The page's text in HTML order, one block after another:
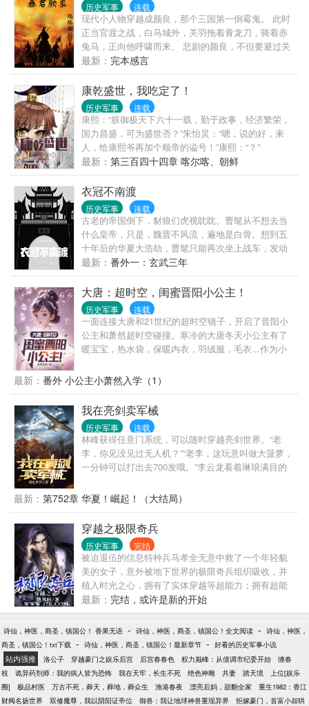
历史军事 连载
现代小人物穿越成颜良，那个三国第一倒霉鬼。 此时
正当官渡之战，白马城外，关羽拖着青龙刀，骑着赤
兔马，正向他呼啸而来。 悲剧的颜良，不但要避过关
二爷那销魂一刀，还要在这群雄争霸的时代，成就一
番暴君之业。 ……………… 曹操：天下人皆骂我残
暴，直到颜良出现，他们才知道我有多么的温柔。 刘
备：我以仁义待你们，你们却为何纷纷投奔残暴的颜
良？我不明白，我真的不明白！ 孙权：夺吾嫂，掠吾
妹，暴徒颜良，我与你势不两立！ 大小乔：大胆颜
良，焉敢对我姐妹如此粗暴～～ 颜良冷笑：暴君明
君，后世自有定论，满口仁义道德的伪君子们，都给
我闭嘴吧。 (本站郑重提醒：本故事纯属虚构，如有雷
同，纯属巧合，切勿模仿。)
最新： 完本感言
康乾盛世，我吃定了！
历史军事 连载
康熙：“朕御极天下六十一载，勤于政事，经济繁荣，
国力昌盛，可为盛世否？”朱怡炅：“嗯，说的好，来
人，给康熙爷再加个顺帝的谥号！”康熙：“？”
最新： 第三百四十四章 喀尔喀、朝鲜
衣冠不南渡
历史军事 连载
古老的帝国倒下，豺狼们虎视眈眈。曹髦从不想去当
什么皇帝，只是，魏晋不风流，遍地是白骨。想到五
十年后的华夏大浩劫，曹髦只能再次坐上战车，发动
最后的冲锋。汉贼不两立！衣冠不南渡！司马氏，门
阀，五胡，所有那些想毁灭我华夏的杂粹们，乃公跟
你们拼了！又名《以唐续汉计划》，《实有魏武之
风》，《陛下是反贼头子》等等。
最新： 番外一：玄武三年
大唐：超时空，闺蜜晋阳小公主！
历史军事 连载
一面连接大唐和21世纪的超时空镜子，开启了晋阳小
公主和萧然超时空碰撞。寒冷的大唐冬天小公主有了
暖宝宝，热水袋，保暖内衣，羽绒服，毛衣...作为小
的。土豆，玉米，红薯，这些不属于大唐的东西出现
在大唐。小公主：小囔君，窝要七又又！小公主：窝
哒，这些都系窝哒！小囔君也系窝哒！李丽质：叫姐
夫！小公主：姐夫也系窝哒！李丽质：你知不知道为
什么叫姐夫？
最新： 番外 小公主小萧然入学（1）
我在亮剑卖军械
历史军事 连载
林峰获得任意门系统，可以随时穿越亮剑世界。“老
李，你见没见过无人机？”“老李，这玩意叫做大菠萝，
一分钟可以打出去700发哦。”李云龙看着琳琅满目的
要！老子用木材跟你换！”“对了，老李，你知不知道有
种东西叫做蘑菇蛋？”一个现代网红佣兵，意外获得任
意门，开启了一段另类的倒卖军火生涯。
最新： 第752章 华夏！崛起！（大结局）
穿越之极限奇兵
历史军事 完结
被迫退伍的信息特种兵马孝全无意中救了一个年轻貌
美的女子，意外被地下世界的极限奇兵组织吸收，并
植入时光之心，拥有了实体穿越等超能力；拥有超能
力后的马孝全接下穿越任务，去拿回几个前任实体穿
越者留下的仪器设备。 什么？要我去汉末？好吧，那
我就是上仙大人~； 什么？要我去明末？好吧，那我
就是我马家的大族长~； 什么？要我去几十年前？好
吧，正好可以看看我的爸妈年轻时的样子，哦对了，
还有我从来没有见过的爷爷奶奶~； 连续三次的穿
越，让马孝全发现了一个惊天的秘密，最终，他决定
回到自己没有得到超能力前探查一番......
最新： 完结，或许是新的开始
诗仙，神医，商圣，镇国公！ 香果无语 - 诗仙，神医，商圣，镇国公！全文阅读 - 诗仙，神医，
商圣，镇国公！txt下载 - 诗仙，神医，商圣，镇国公！最新章节 - 好看的历史军事小说
站内强推 洛公子 穿越豪门之娱乐后宫 后宫春春色 权力巅峰：从借调市纪委开始
缠春
枝
诡异药剂师：我的病人皆为恐怖 我在天牢，长生不死 绝色神雕 共妻 踏天境
上位[娱乐
圈]
极品村医 万古不死，葬天，葬地，葬众生 渔港春夜 漂亮后妈，甜翻全家
重生1982：香江
财阀名扬世界
双修魔尊，我以阴阳证帝位 御兽：我让地球神兽重现异界
拒嫁豪门，首富小叔哄